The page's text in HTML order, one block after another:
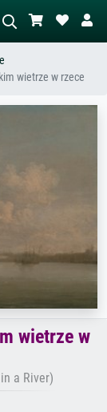
wietrze w rzece
wietrze w
a River)